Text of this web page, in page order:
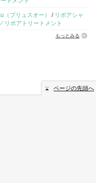
（プリュスオー） / リポアシャ
リポアトリートメント
もっとみる
ページの先頭へ